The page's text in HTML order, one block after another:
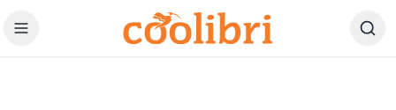
Zum Hauptinhalt springen